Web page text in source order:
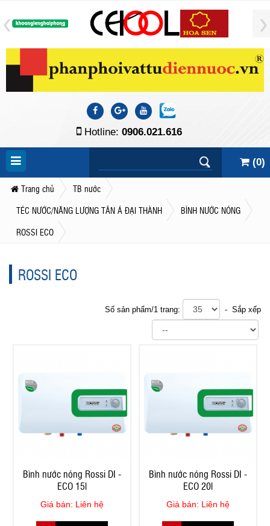
Hotline: 0906.021.616
(0)
Trang chủ
TB nước
TÉC NƯỚC/NĂNG LƯỢNG TÂN Á ĐẠI THÀNH
BÌNH NƯỚC NÓNG
ROSSI ECO
ROSSI ECO
Số sản phẩm/1 trang: - Sắp xếp
Bình nước nóng Rossi DI -
ECO 15l
Giá bán: Liên hệ
Bình nước nóng Rossi DI -
ECO 20l
Giá bán: Liên hệ